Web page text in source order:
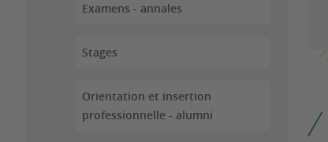
Examens - annales
Stages
Orientation et insertion
professionnelle - alumni